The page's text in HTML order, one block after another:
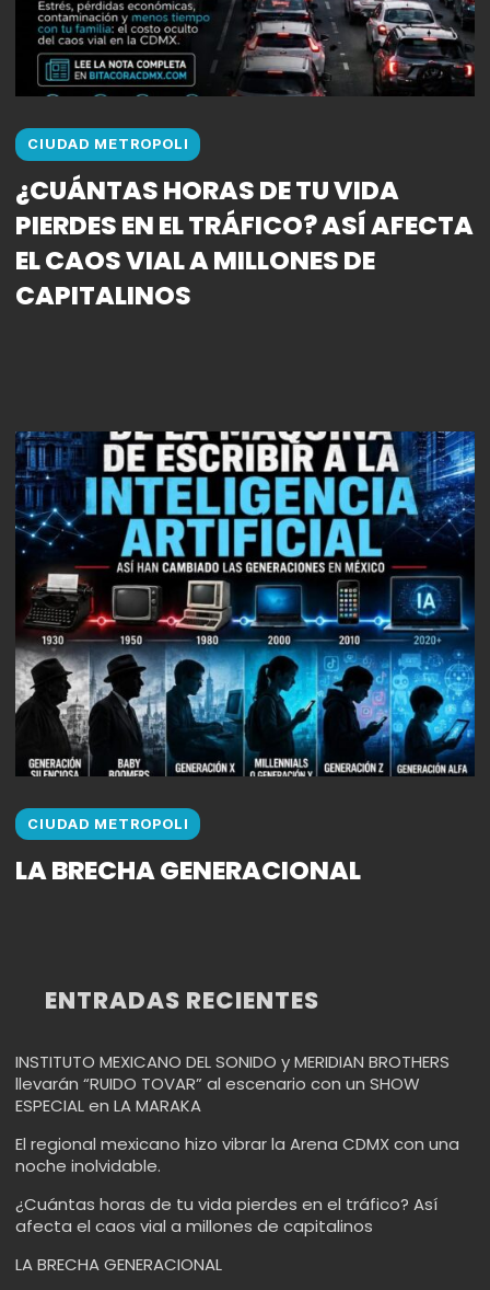
CIUDAD METROPOLI
¿CUÁNTAS HORAS DE TU VIDA
PIERDES EN EL TRÁFICO? ASÍ AFECTA
EL CAOS VIAL A MILLONES DE
CAPITALINOS
CIUDAD METROPOLI
LA BRECHA GENERACIONAL
ENTRADAS RECIENTES
INSTITUTO MEXICANO DEL SONIDO y MERIDIAN BROTHERS
llevarán “RUIDO TOVAR” al escenario con un SHOW
ESPECIAL en LA MARAKA
El regional mexicano hizo vibrar la Arena CDMX con una
noche inolvidable.
¿Cuántas horas de tu vida pierdes en el tráfico? Así
afecta el caos vial a millones de capitalinos
LA BRECHA GENERACIONAL